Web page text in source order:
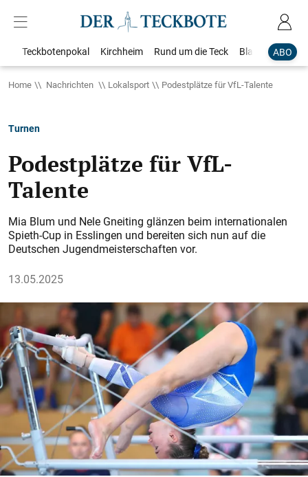
ABO
Teckbotenpokal Kirchheim Rund um die Teck Blaulicht
Home Nachrichten Lokalsport Podestplätze für VfL-Talente
Turnen
Podestplätze für VfL-
Talente
Mia Blum und Nele Gneiting glänzen beim internationalen
Spieth-Cup in Esslingen und bereiten sich nun auf die
Deutschen Jugendmeisterschaften vor.
13.05.2025